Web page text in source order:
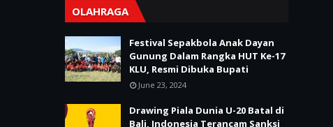
OLAHRAGA
Festival Sepakbola Anak Dayan
Gunung Dalam Rangka HUT Ke-17
KLU, Resmi Dibuka Bupati
June 23, 2024
Drawing Piala Dunia U-20 Batal di
Bali, Indonesia Terancam Sanksi